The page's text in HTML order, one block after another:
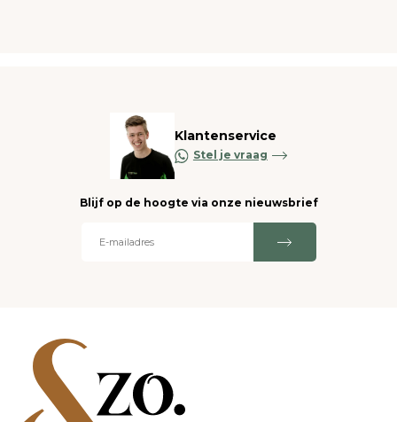
Klantenservice
Stel je vraag
Blijf op de hoogte via onze nieuwsbrief